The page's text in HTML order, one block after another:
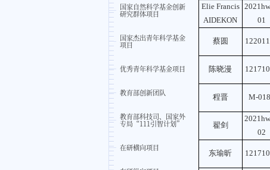
国家自然科学基金创新
研究群体项目
国家杰出青年科学基金
项目
优秀青年科学基金项目
教育部创新团队
教育部科技司、国家外
专局“111引智计划”
在研横向项目
Elie Francis
AIDEKON
01
蔡圆
陈晓漫
程晋 M-
翟剑
02
东瑜昕